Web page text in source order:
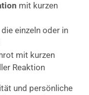
mit kurzen
die einzeln oder in
mit kurzen
Reaktion
und persönliche